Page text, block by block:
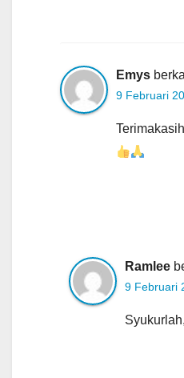
Emys
9 Februari
Ramlee
9 Februari